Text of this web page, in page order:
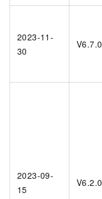
2023-11-
30
V6.7.0
2023-09-
15
V6.2.0